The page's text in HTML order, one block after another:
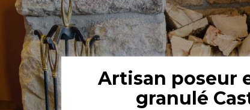
Artisan poseur
granulé